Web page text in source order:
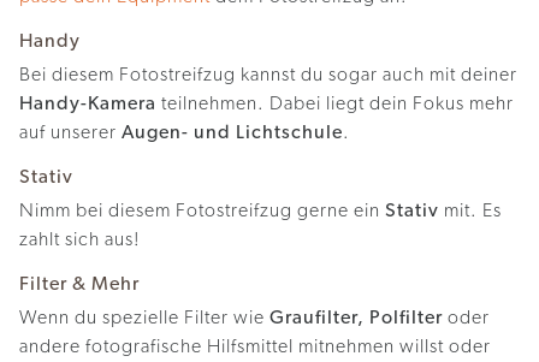
Handy
Bei diesem Fotostreifzug kannst du sogar auch mit deiner
Handy-Kamera teilnehmen. Dabei liegt dein Fokus mehr
auf unserer Augen- und Lichtschule.
Stativ
Nimm bei diesem Fotostreifzug gerne ein Stativ mit. Es
zahlt sich aus!
Filter & Mehr
Wenn du spezielle Filter wie Graufilter, Polfilter oder
andere fotografische Hilfsmittel mitnehmen willst oder